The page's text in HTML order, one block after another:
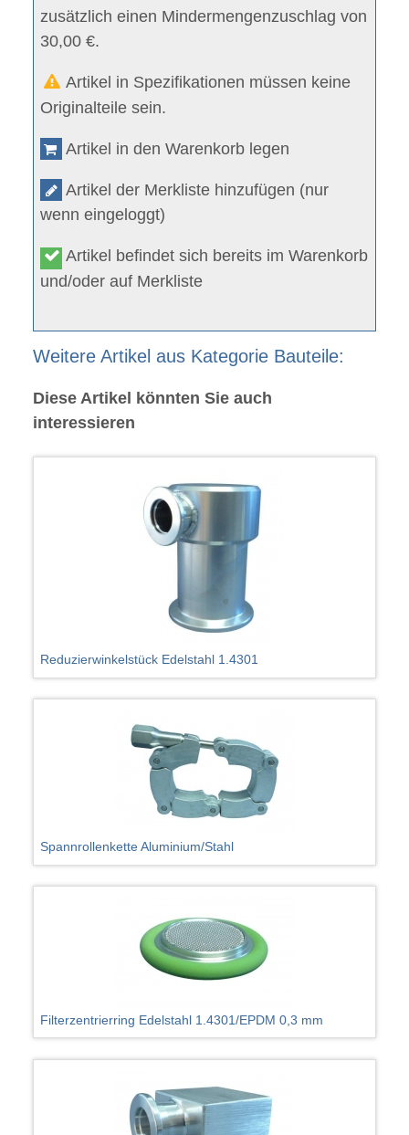
zusätzlich einen Mindermengenzuschlag von
30,00 €.
Artikel in Spezifikationen müssen keine
Originalteile sein.
Artikel in den Warenkorb legen
Artikel der Merkliste hinzufügen (nur
wenn eingeloggt)
Artikel befindet sich bereits im Warenkorb
und/oder auf Merkliste
Weitere Artikel aus Kategorie Bauteile:
Diese Artikel könnten Sie auch
interessieren
Reduzierwinkelstück Edelstahl 1.4301
Spannrollenkette Aluminium/Stahl
Filterzentrierring Edelstahl 1.4301/EPDM 0,3 mm